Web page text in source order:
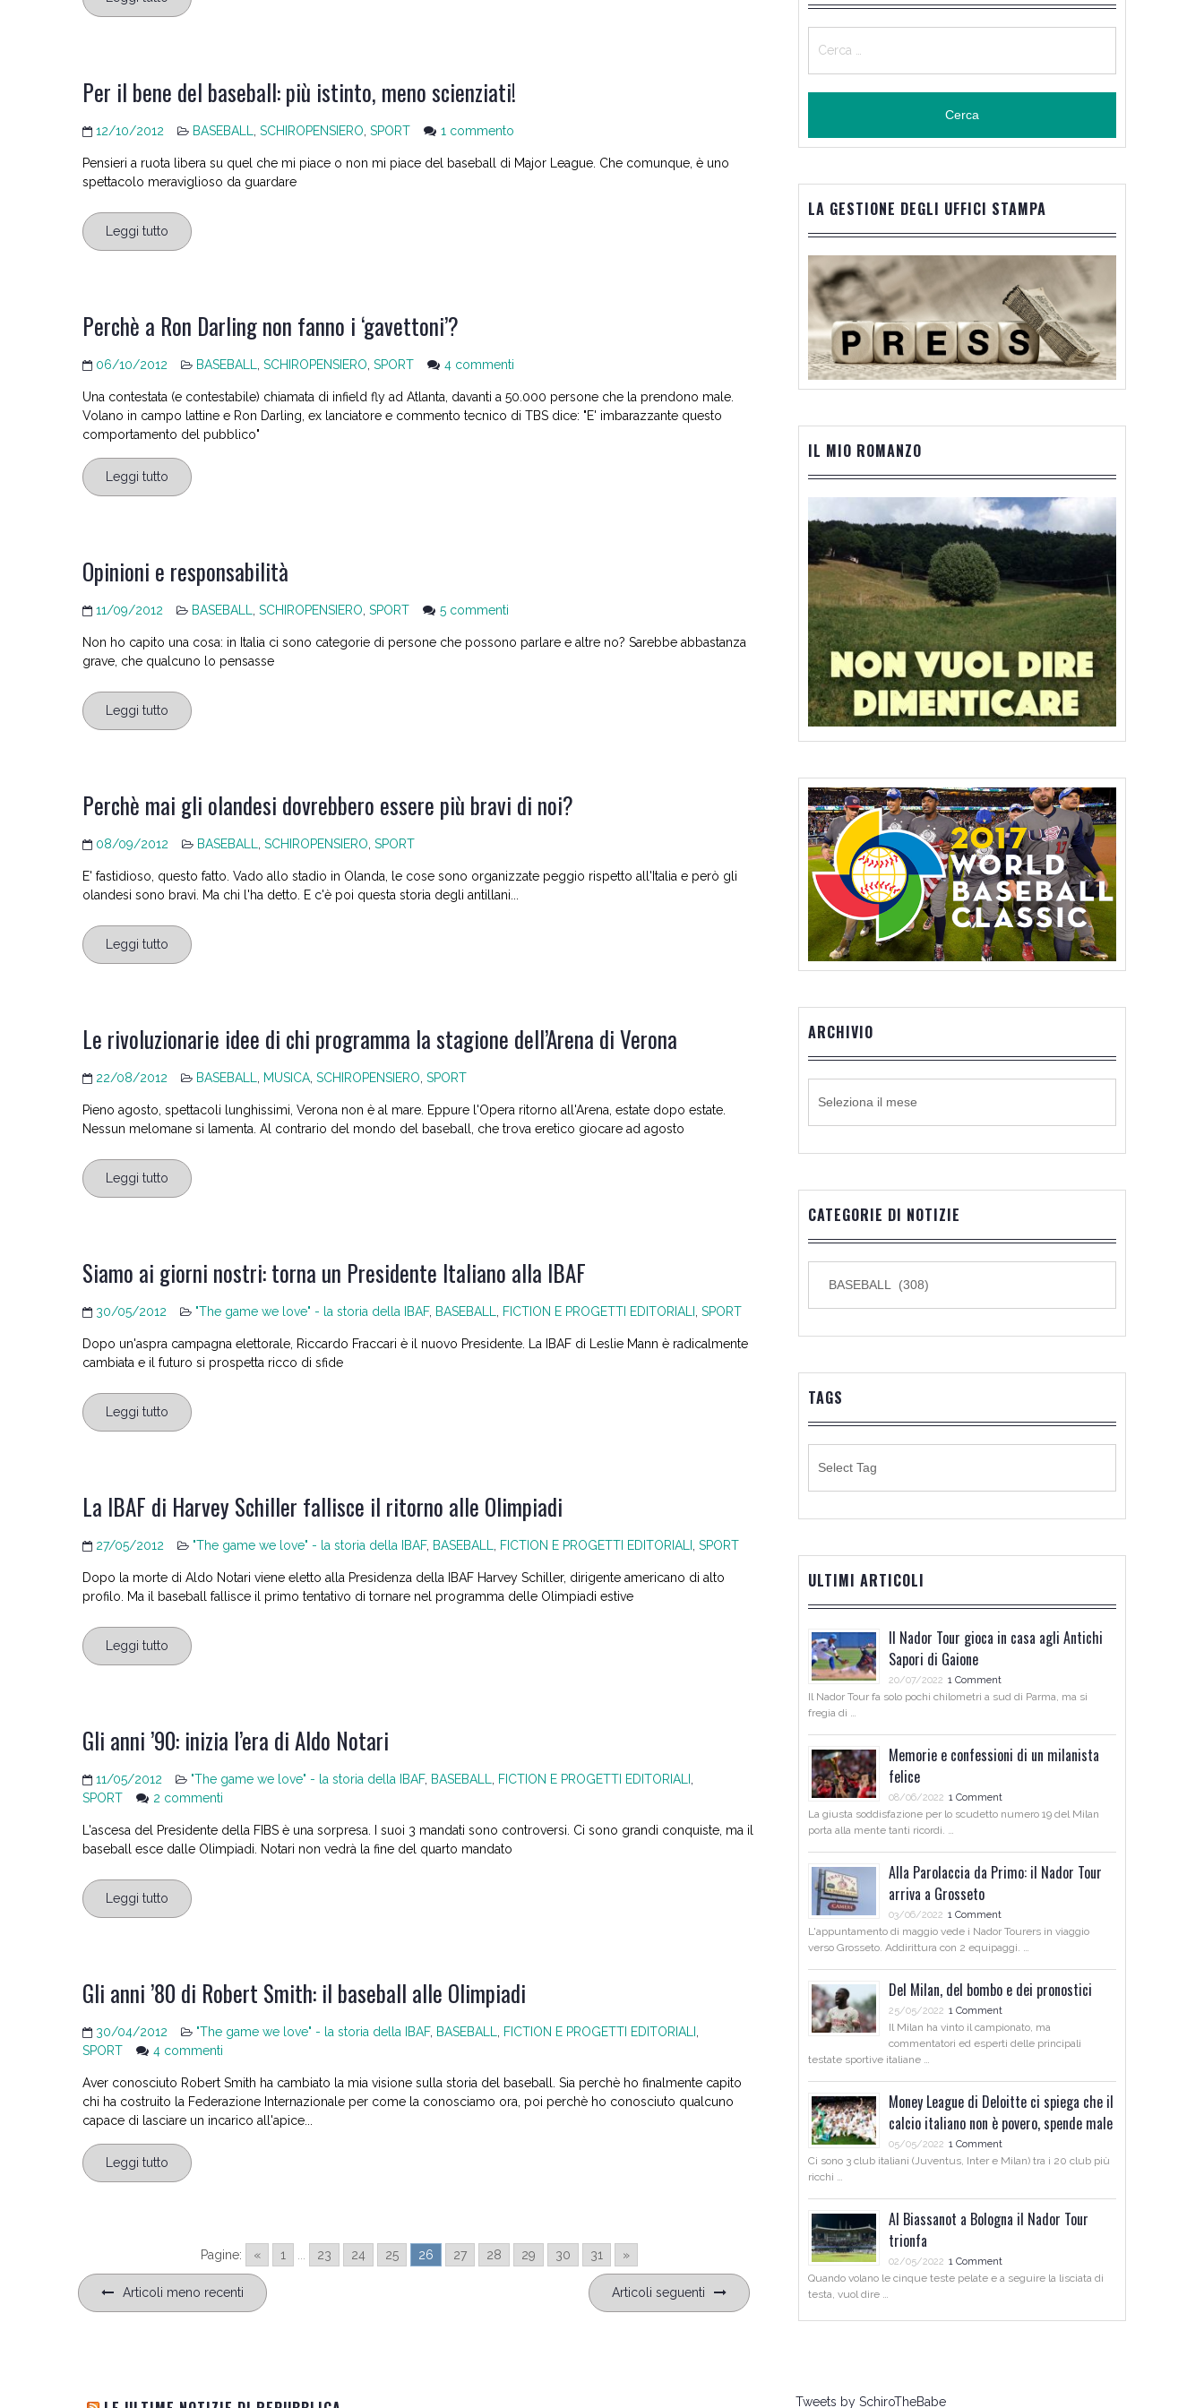
Per il bene del baseball: più istinto, meno scienziati!
12/10/2012 BASEBALL SCHIROPENSIERO SPORT 1 commento
il
Pensieri a ruota libera su quel che mi piace o non mi piace del baseball di Major League. Che comunque, è uno
spettacolo meraviglioso da guardare
Leggi tutto
Perchè a Ron Darling non fanno i ‘gavettoni’?
06/10/2012 BASEBALL SCHIROPENSIERO SPORT 4 commenti
a
Ron
Una contestata (e contestabile) chiamata di infield fly ad Atlanta, davanti a 50.000 persone che la prendono male.
Volano in campo lattine e Ron Darling, ex lanciatore e commento tecnico di TBS dice: "E' imbarazzante questo
comportamento del pubblico"
Leggi tutto
Opinioni e responsabilità
11/09/2012 BASEBALL SCHIROPENSIERO SPORT 5 commenti
e
Non ho capito una cosa: in Italia ci sono categorie di persone che possono parlare e altre no? Sarebbe abbastanza
grave, che qualcuno lo pensasse
Leggi tutto
Perchè mai gli olandesi dovrebbero essere più bravi di noi?
08/09/2012 BASEBALL SCHIROPENSIERO SPORT
E' fastidioso, questo fatto. Vado allo stadio in Olanda, le cose sono organizzate peggio rispetto all'Italia e però gli
olandesi sono bravi. Ma chi l'ha detto. E c'è poi questa storia degli antillani...
Leggi tutto
Le rivoluzionarie idee di chi programma la stagione dell’Arena di Verona
22/08/2012 BASEBALL MUSICA SCHIROPENSIERO SPORT
Pieno agosto, spettacoli lunghissimi, Verona non è al mare. Eppure l'Opera ritorno all'Arena, estate dopo estate.
Nessun melomane si lamenta. Al contrario del mondo del baseball, che trova eretico giocare ad agosto
Leggi tutto
Siamo ai giorni nostri: torna un Presidente Italiano alla IBAF
30/05/2012 "The game we love" - la storia della IBAF, BASEBALL FICTION E PROGETTI EDITORIALI SPORT
Dopo un'aspra campagna elettorale, Riccardo Fraccari è il nuovo Presidente. La IBAF di Leslie Mann è radicalmente
cambiata e il futuro si prospetta ricco di sfide
Leggi tutto
La IBAF di Harvey Schiller fallisce il ritorno alle Olimpiadi
27/05/2012 "The game we love" - la storia della IBAF, BASEBALL FICTION E PROGETTI EDITORIALI SPORT
Dopo la morte di Aldo Notari viene eletto alla Presidenza della IBAF Harvey Schiller, dirigente americano di alto
profilo. Ma il baseball fallisce il primo tentativo di tornare nel programma delle Olimpiadi estive
Leggi tutto
Gli anni ’90: inizia l’era di Aldo Notari
11/05/2012 "The game we love" - la storia della IBAF, BASEBALL FICTION E PROGETTI EDITORIALI
SPORT
2 commenti
anni
’90:
L'ascesa del Presidente della FIBS è una sorpresa. I suoi 3 mandati sono controversi. Ci sono grandi conquiste, ma il
baseball esce dalle Olimpiadi. Notari non vedrà la fine del quarto mandato
Leggi tutto
Gli anni ’80 di Robert Smith: il baseball alle Olimpiadi
30/04/2012 "The game we love" - la storia della IBAF, BASEBALL FICTION E PROGETTI EDITORIALI
SPORT
4 commenti
anni
’80
di
Aver conosciuto Robert Smith ha cambiato la mia visione sulla storia del baseball. Sia perchè ho finalmente capito
chi ha costruito la Federazione Internazionale per come la conosciamo ora, poi perchè ho conosciuto qualcuno
capace di lasciare un incarico all'apice...
Leggi tutto
Pagine: « 1 23 24 25 26 27 28 29 30 31 »
Navigazione
articoli
Articoli meno recenti Articoli seguenti
per:
LA GESTIONE DEGLI UFFICI STAMPA
IL MIO ROMANZO
ARCHIVIO
CATEGORIE DI NOTIZIE
NOTIZIE
TAGS
ULTIMI ARTICOLI
Il Nador Tour gioca in casa agli Antichi
Sapori di Gaione
20/07/2022 1 Comment
Il Nador Tour fa solo pochi chilometri a sud di Parma, ma si
fregia di …
Memorie e confessioni di un milanista
felice
08/06/2022 1 Comment
La giusta soddisfazione per lo scudetto numero 19 del Milan
porta alla mente tanti ricordi. …
Alla Parolaccia da Primo: il Nador Tour
arriva a Grosseto
03/06/2022 1 Comment
L'appuntamento di maggio vede i Nador Tourers in viaggio
verso Grosseto. Addirittura con 2 equipaggi. …
Del Milan, del bombo e dei pronostici
25/05/2022 1 Comment
Il Milan ha vinto il campionato, ma
commentatori ed esperti delle principali
testate sportive italiane …
Money League di Deloitte ci spiega che il
calcio italiano non è povero, spende male
05/05/2022 1 Comment
Ci sono 3 club italiani (Juventus, Inter e Milan) tra i 20 club più
ricchi …
Al Biassanot a Bologna il Nador Tour
trionfa
02/05/2022 1 Comment
Quando volano le cinque teste pelate e a seguire la lisciata di
testa, vuol dire …
Tweets by SchiroTheBabe